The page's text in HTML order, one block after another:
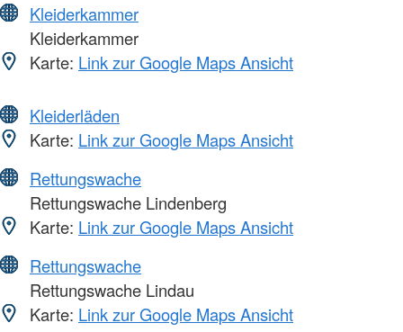
Kleiderkammer
Kleiderkammer
Karte: Link zur Google Maps Ansicht
Kleiderläden
Karte: Link zur Google Maps Ansicht
Rettungswache
Rettungswache Lindenberg
Karte: Link zur Google Maps Ansicht
Rettungswache
Rettungswache Lindau
Karte: Link zur Google Maps Ansicht